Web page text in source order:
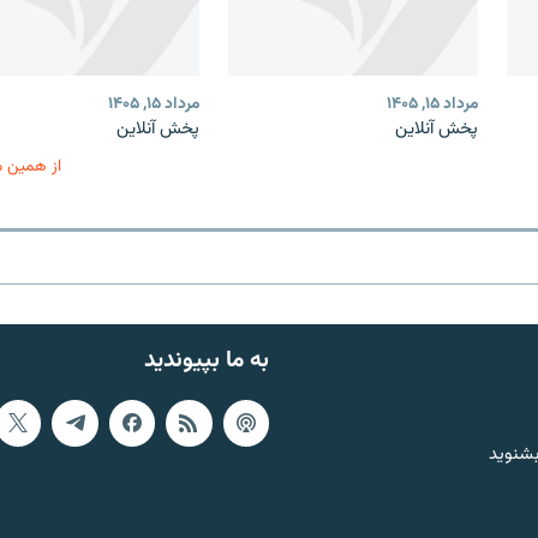
مرداد ۱۵, ۱۴۰۵
پخش آنلاین
مرداد ۱۵, ۱۴۰۵
پخش آنلاین
از همین
به ما بپیوندید